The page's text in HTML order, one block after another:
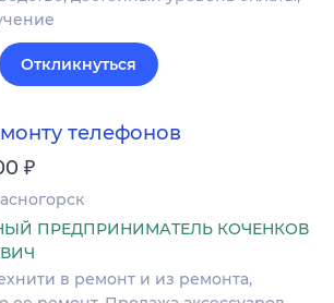
Откликнуться
телефонов
₽
ПРЕДПРИНИМАТЕЛЬ КОЧЕНКОВ
в ремонт и из ремонта,